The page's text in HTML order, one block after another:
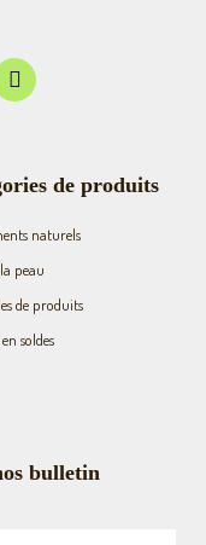
Y
o
u
b
e de produits
naturels
peau
de produits
soldes
bulletin